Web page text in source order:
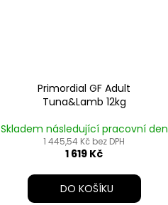
Primordial GF Adult
Tuna&Lamb 12kg
Skladem následující pracovní den
1 445,54 Kč bez DPH
1 619 Kč
DO KOŠÍKU